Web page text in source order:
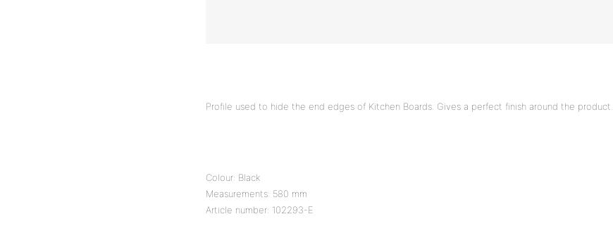
Profile used to hide the end edges of Kitchen Boards. Gives a perfect finish around the product.
Colour: Black
Measurements: 580 mm
Article number: 102293-E